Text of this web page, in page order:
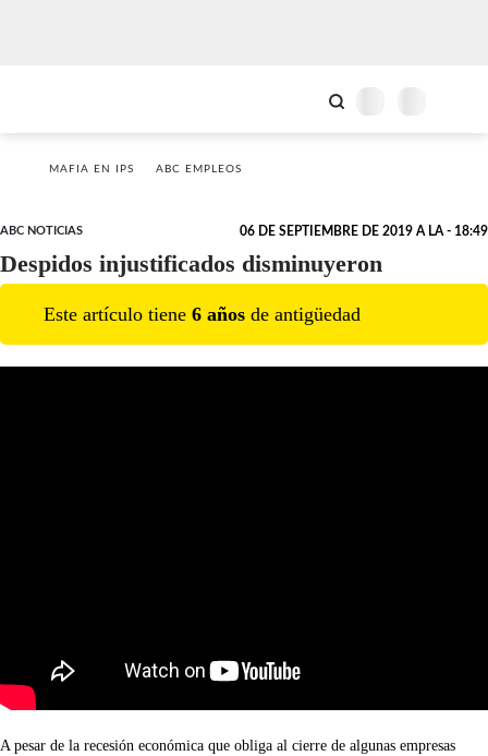
MAFIA EN IPS ABC EMPLEOS
ABC NOTICIAS 06 DE SEPTIEMBRE DE 2019 A LA - 18:49
Despidos injustificados disminuyeron
Este artículo tiene 6 años de antigüedad
A pesar de la recesión económica que obliga al cierre de algunas empresas